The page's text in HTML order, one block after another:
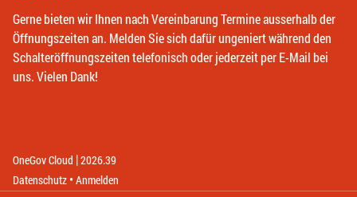
Gerne bieten wir Ihnen nach Vereinbarung Termine ausserhalb der
Öffnungszeiten an. Melden Sie sich dafür ungeniert während den
Schalteröffnungszeiten telefonisch oder jederzeit per E-Mail bei
uns. Vielen Dank!
OneGov Cloud (External Link)
|2026.39
Datenschutz (External Link)
Anmelden